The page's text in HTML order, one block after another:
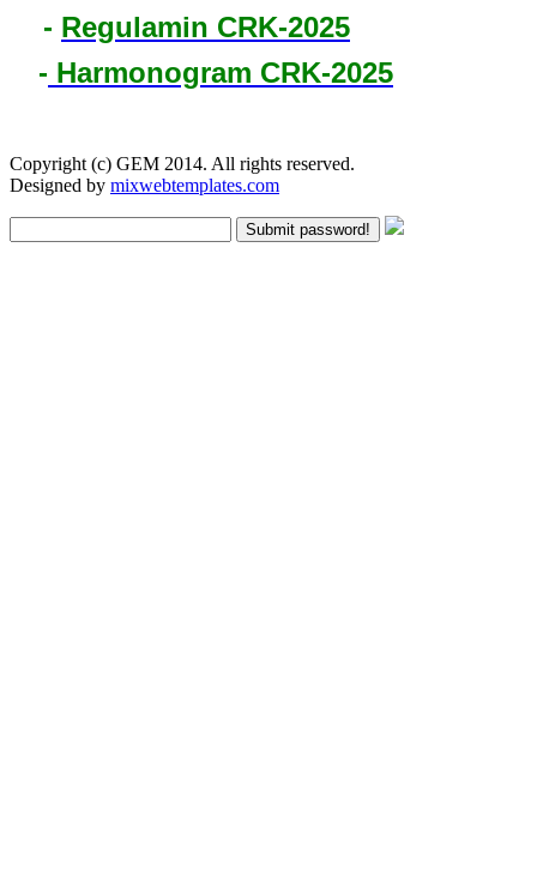
- Regulamin CRK-2025
- Harmonogram CRK-2025
Copyright (c) GEM 2014. All rights reserved.
Designed by mixwebtemplates.com
Submit password!